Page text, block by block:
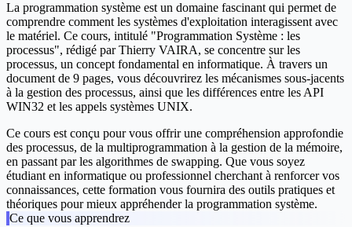
La programmation système est un domaine fascinant qui permet de
comprendre comment les systèmes d'exploitation interagissent avec
le matériel. Ce cours, intitulé "Programmation Système : les
processus", rédigé par Thierry VAIRA, se concentre sur les
processus, un concept fondamental en informatique. À travers un
document de 9 pages, vous découvrirez les mécanismes sous-jacents
à la gestion des processus, ainsi que les différences entre les API
WIN32 et les appels systèmes UNIX.
Ce cours est conçu pour vous offrir une compréhension approfondie
des processus, de la multiprogrammation à la gestion de la mémoire,
en passant par les algorithmes de swapping. Que vous soyez
étudiant en informatique ou professionnel cherchant à renforcer vos
connaissances, cette formation vous fournira des outils pratiques et
théoriques pour mieux appréhender la programmation système.
Ce que vous apprendrez